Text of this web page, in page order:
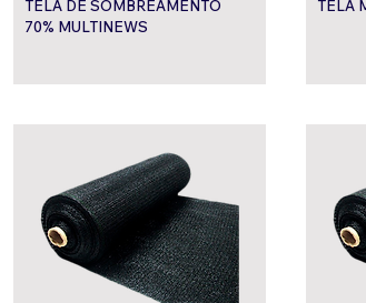
TELA DE SOMBREAMENTO
70% MULTINEWS
TELA